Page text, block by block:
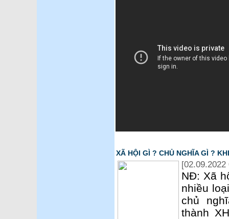
XÃ HỘI GÌ ? CHỦ NGHĨA GÌ ?
[02.09.2022
NĐ: Xã
nhiều
chủ
thành